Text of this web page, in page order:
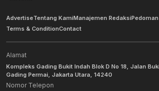
AdvertiseTentang KamiManajemen Redaksi
Terms & ConditionContact
Alamat
Kompleks Gading Bukit Indah Blok D No 18, Jalan
Gading Permai, Jakarta Utara, 14240
Nomor Telepon